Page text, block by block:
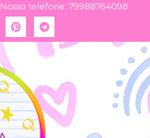
Nosso telefone: 79988764098